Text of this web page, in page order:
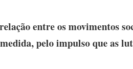
entre os movimentos
pelo impulso que as